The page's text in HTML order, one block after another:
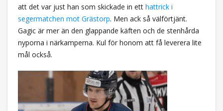
att det var just han som skickade in ett hattrick i
segermatchen mot Grästorp. Men ack så välförtjänt.
Gagic är mer än den glappande käften och de stenhårda
nyporna i närkamperna. Kul för honom att få leverera lite
mål också.